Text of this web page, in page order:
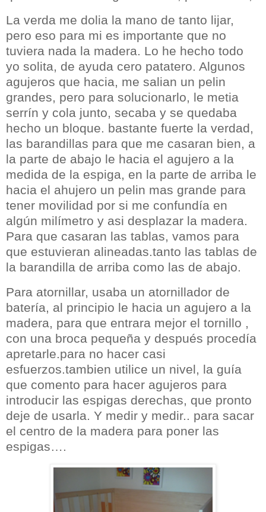
La verda me dolia la mano de tanto lijar,
pero eso para mi es importante que no
tuviera nada la madera. Lo he hecho todo
yo solita, de ayuda cero patatero. Algunos
agujeros que hacia, me salian un pelin
grandes, pero para solucionarlo, le metia
serrín y cola junto, secaba y se quedaba
hecho un bloque. bastante fuerte la verdad,
las barandillas para que me casaran bien, a
la parte de abajo le hacia el agujero a la
medida de la espiga, en la parte de arriba le
hacia el ahujero un pelin mas grande para
tener movilidad por si me confundía en
algún milímetro y asi desplazar la madera.
Para que casaran las tablas, vamos para
que estuvieran alineadas.tanto las tablas de
la barandilla de arriba como las de abajo.
Para atornillar, usaba un atornillador de
batería, al principio le hacia un agujero a la
madera, para que entrara mejor el tornillo ,
con una broca pequeña y después procedía
apretarle.para no hacer casi
esfuerzos.tambien utilice un nivel, la guía
que comento para hacer agujeros para
introducir las espigas derechas, que pronto
deje de usarla. Y medir y medir.. para sacar
el centro de la madera para poner las
espigas….